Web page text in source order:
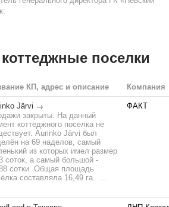
поселки
КП, адрес и описание Компания
Järvi
закрыты. На данный
коттеджного поселка не
Aurinko Järvi был
на 69 наделов, самый
из которых имел размер
соток, а самый большой -
сотки. Общая площадь
составляла 16,49 га. ...
ФАКТ